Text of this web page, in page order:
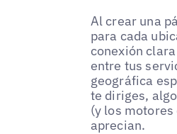
Al crear una
para cada
conexión
entre tus
geográfica
te diriges,
(y los motores
aprecian.